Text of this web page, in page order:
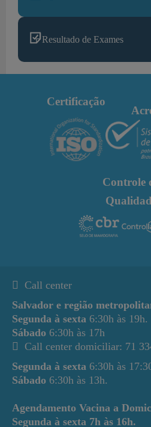
Resultado de Exames
Certificação
Controle
Call center
Salvador e região
Segunda à sexta 6:30h às 19h.
Sábado 6:30h às 17h
Call center domiciliar: 71
Segunda à sexta 6:30h às
Sábado 6:30h às 13h.
Agendamento Vacina a
Segunda à sexta 7h às 16h.